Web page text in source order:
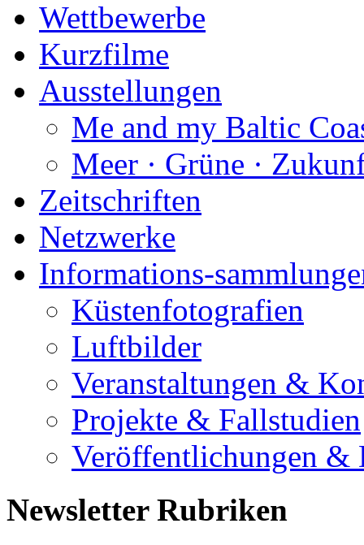
Wettbewerbe
Kurzfilme
Ausstellungen
Me and my Baltic
Meer · Grüne ·
Zeitschriften
Netzwerke
Informations-
Küstenfotografien
Luftbilder
Veranstaltungen &
Projekte & Fallstudien
Veröffentlichungen &
Newsletter Rubriken